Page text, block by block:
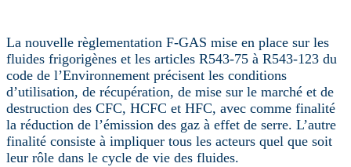
La nouvelle règlementation F-GAS mise en place sur les
fluides frigorigènes et les articles R543-75 à R543-123 du
code de l’Environnement précisent les conditions
d’utilisation, de récupération, de mise sur le marché et de
destruction des CFC, HCFC et HFC, avec comme finalité
la réduction de l’émission des gaz à effet de serre. L’autre
finalité consiste à impliquer tous les acteurs quel que soit
leur rôle dans le cycle de vie des fluides.